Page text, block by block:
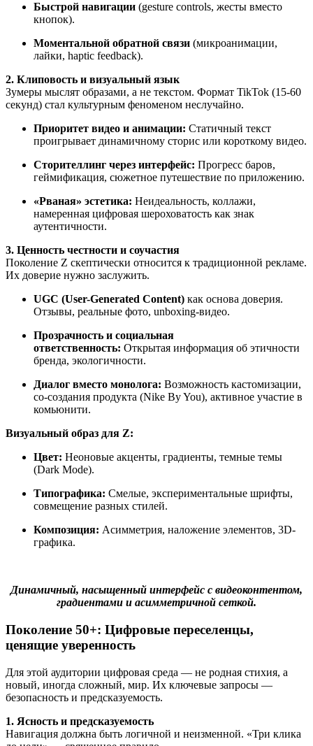
Быстрой навигации (gesture controls, жесты вместо
кнопок).
Моментальной обратной связи (микроанимации,
лайки, haptic feedback).
2. Клиповость и визуальный язык
Зумеры мыслят образами, а не текстом. Формат TikTok (15-60
секунд) стал культурным феноменом неслучайно.
Приоритет видео и анимации: Статичный текст
проигрывает динамичному сторис или короткому видео.
Сторителлинг через интерфейс: Прогресс баров,
геймификация, сюжетное путешествие по приложению.
«Рваная» эстетика: Неидеальность, коллажи,
намеренная цифровая шероховатость как знак
аутентичности.
3. Ценность честности и соучастия
Поколение Z скептически относится к традиционной рекламе.
Их доверие нужно заслужить.
UGC (User-Generated Content) как основа доверия.
Отзывы, реальные фото, unboxing-видео.
Прозрачность и социальная
ответственность: Открытая информация об этичности
бренда, экологичности.
Диалог вместо монолога: Возможность кастомизации,
со-создания продукта (Nike By You), активное участие в
комьюнити.
Визуальный образ для Z:
Цвет: Неоновые акценты, градиенты, темные темы
(Dark Mode).
Типографика: Смелые, экспериментальные шрифты,
совмещение разных стилей.
Композиция: Асимметрия, наложение элементов, 3D-
графика.
Динамичный, насыщенный интерфейс с видеоконтентом,
градиентами и асимметричной сеткой.
Поколение 50+: Цифровые переселенцы,
ценящие уверенность
Для этой аудитории цифровая среда — не родная стихия, а
новый, иногда сложный, мир. Их ключевые запросы —
безопасность и предсказуемость.
1. Ясность и предсказуемость
Навигация должна быть логичной и неизменной. «Три клика